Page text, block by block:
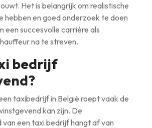
Het is belangrijk om realistische
hebben en goed onderzoek te doen
een succesvolle carrière als
na te streven.
bedrijf
taxibedrijf in België roept vaak de
kan zijn. De
een taxi bedrijf hangt af van